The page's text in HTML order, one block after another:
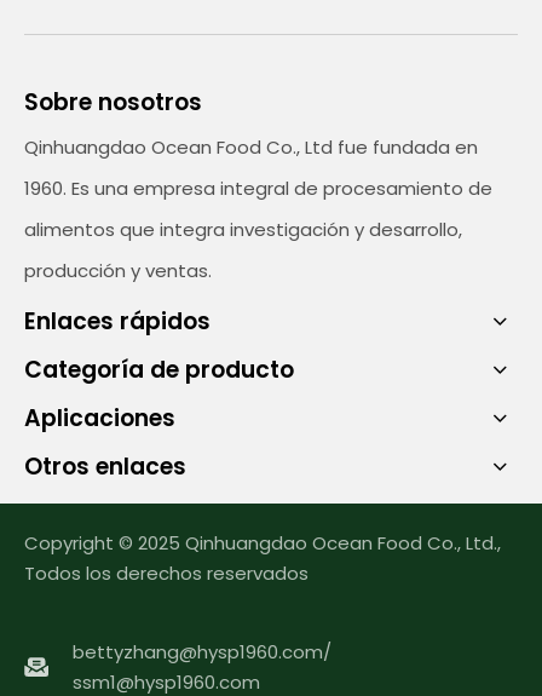
Sobre nosotros
Qinhuangdao Ocean Food Co., Ltd fue fundada en
1960. Es una empresa integral de procesamiento de
alimentos que integra investigación y desarrollo,
producción y ventas.
Enlaces rápidos
Categoría de producto
Aplicaciones
Otros enlaces
Copyright © 2025 Qinhuangdao Ocean Food Co., Ltd.,
Todos los derechos reservados
bettyzhang@hysp1960.com/
ssm1@hysp1960.com